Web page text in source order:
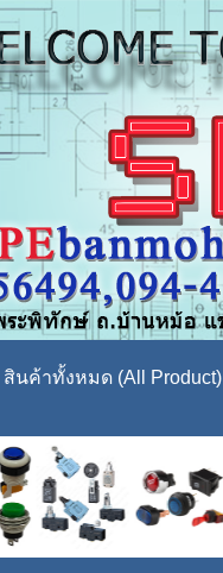
สินค้าทั้งหมด (All Product)